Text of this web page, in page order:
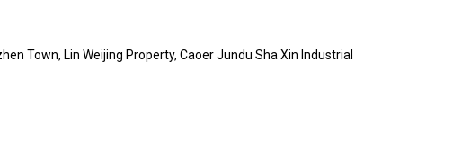
Town, Lin Weijing Property, Caoer Jundu Sha Xin Industrial